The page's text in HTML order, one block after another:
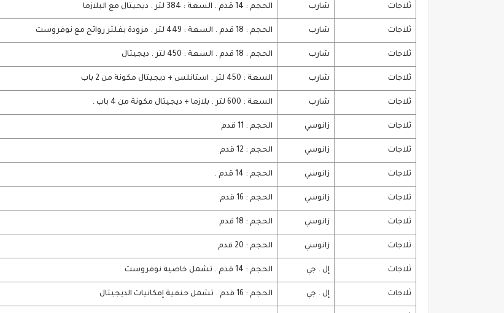
ثلاجات شارب الحجم : 14 قدم . السعة : 384 لتر . ديجيتال مع البلازما
ثلاجات شارب الحجم : 18 قدم . السعة : 449 لتر . مزودة بفلتر روائح مع نوفروست
ثلاجات شارب الحجم : 18 قدم . السعة : 450 لتر . ديجيتال
ثلاجات شارب السعة : 450 لتر . استانلس + ديجيتال مكونة من 2 باب
ثلاجات شارب السعة : 600 لتر . بلازما + ديجيتال مكونة من 4 باب .
ثلاجات زانوسي الحجم : 11 قدم
ثلاجات زانوسي الحجم : 12 قدم
ثلاجات زانوسي الحجم : 14 قدم .
ثلاجات زانوسي الحجم : 16 قدم
ثلاجات زانوسي الحجم : 18 قدم
ثلاجات زانوسي الحجم : 20 قدم
ثلاجات إل . جي الحجم : 14 قدم . تشمل خاصية نوفروست
ثلاجات إل . جي الحجم : 16 قدم . تشمل حنفية إمكانيات الديجيتال